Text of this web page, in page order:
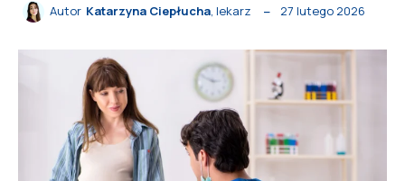
Autor Katarzyna Ciepłucha, lekarz 27 lutego 2026